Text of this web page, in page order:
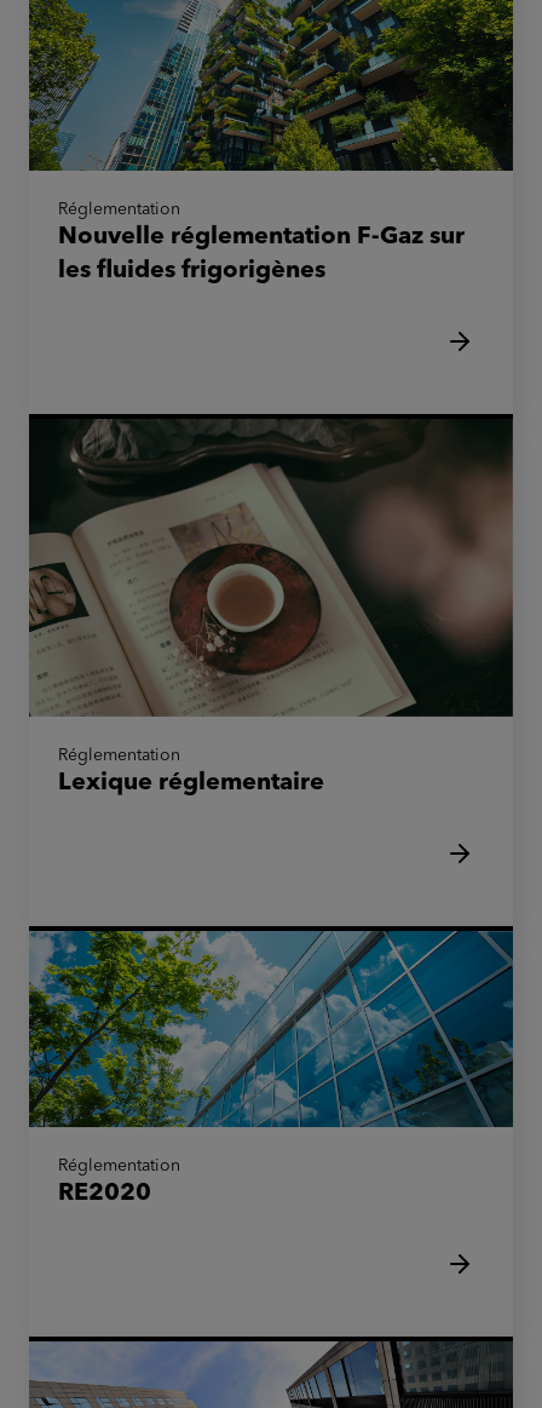
Réglementation
Nouvelle réglementation F-Gaz sur
les fluides frigorigènes
Réglementation
Lexique réglementaire
Réglementation
RE2020